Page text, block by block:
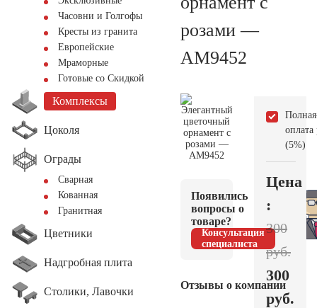
Часовни и Голгофы
Кресты из гранита
Европейские
Мраморные
Готовые со Скидкой
Комплексы
Цоколя
Ограды
Сварная
Кованная
Гранитная
Цветники
Надгробная плита
Столики, Лавочки
розами —
AM9452
Появились
вопросы о
товаре?
Консультация
специалиста
Отзывы о компании
Полная
оплата
(5%)
Цена
:
300
руб.
300
руб.